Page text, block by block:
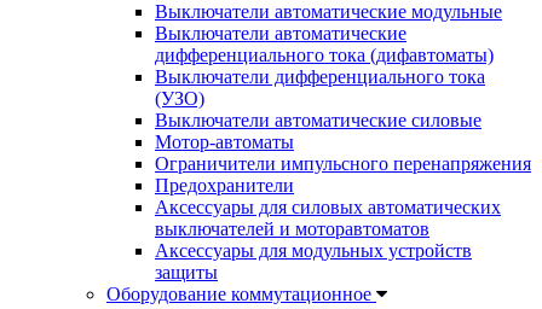
Выключатели автоматические модульные
Выключатели автоматические
дифференциального тока (дифавтоматы)
Выключатели дифференциального тока
(УЗО)
Выключатели автоматические силовые
Мотор-автоматы
Ограничители импульсного перенапряжения
Предохранители
Аксессуары для силовых автоматических
выключателей и моторавтоматов
Аксессуары для модульных устройств
защиты
Оборудование коммутационное